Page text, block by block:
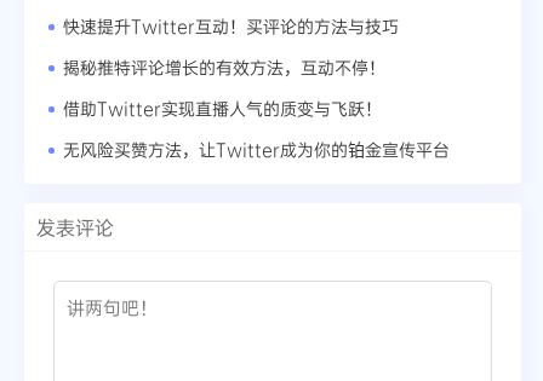
快速提升Twitter互动！买评论的方法与技巧
揭秘推特评论增长的有效方法，互动不停！
借助Twitter实现直播人气的质变与飞跃！
无风险买赞方法，让Twitter成为你的铂金宣传平台
发表评论